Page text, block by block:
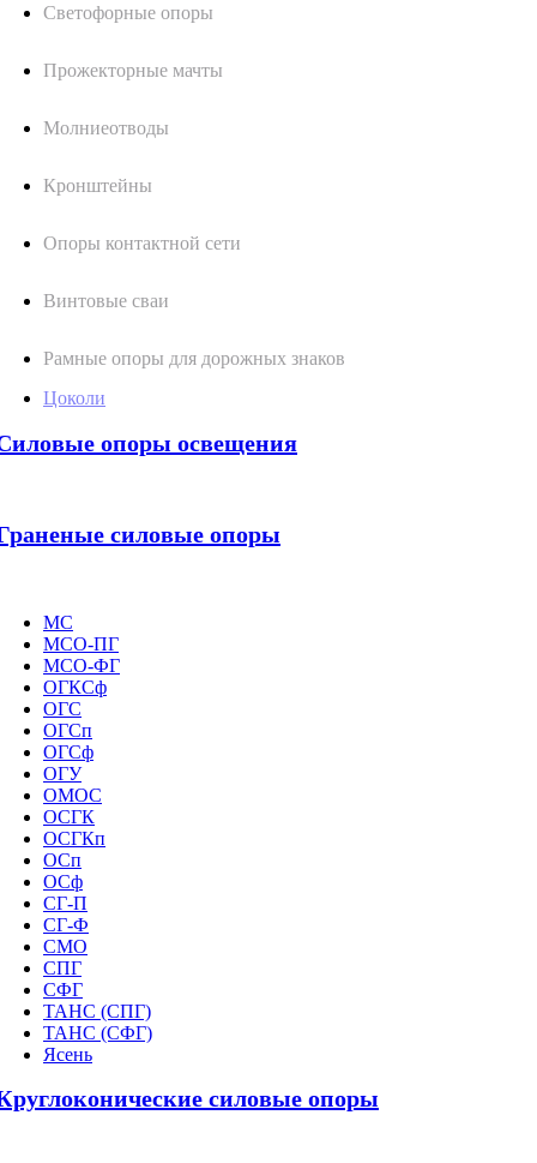
Светофорные опоры
Прожекторные мачты
Молниеотводы
Кронштейны
Опоры контактной сети
Винтовые сваи
Рамные опоры для дорожных знаков
Цоколи
опоры освещения
силовые опоры
МС
МСО-ПГ
МСО-ФГ
ОГКСф
ОГС
ОГСп
ОГСф
ОГУ
ОМОС
ОСГК
ОСГКп
ОСп
ОСф
СГ-П
СГ-Ф
СМО
СПГ
СФГ
ТАНС (СПГ)
ТАНС (СФГ)
Ясень
силовые опоры